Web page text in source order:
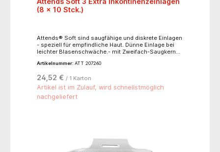
(8 x 10 Stck.)
Attends® Soft sind saugfähige und diskrete Einlagen
- speziell für empfindliche Haut. Dünne Einlage bei
leichter Blasenschwäche.- mit Zweifach-Saugkern
anatomisch geformter Saugkern für eine bequeme
Unterwäsche zu befestigen- die weiße Rückseite ist
100% atmungsaktiv- extra weiche Vliesoberfläche-
dermatologisch bestätigte Hautfreundlichkeit-
Einzelverpackt- Produktlänge: 32,5 cm
Artikelnummer: ATT 207260
24,52 € / 1 Karton
Artikel ist im Zulauf, wird schnellstmöglich
nachgeliefert